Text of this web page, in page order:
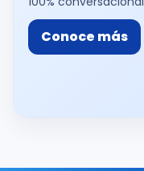
Conoce más